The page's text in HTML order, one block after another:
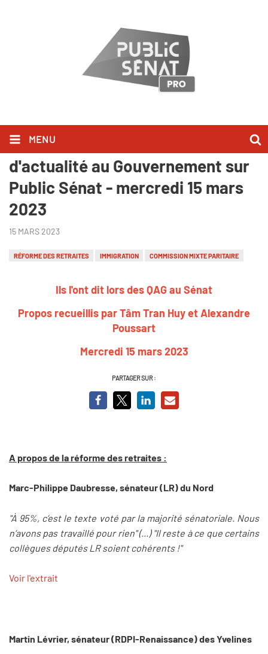
MENU
Ils l'ont dit lors des Questions
d'actualité au Gouvernement sur
Public Sénat - mercredi 15 mars
2023
15 MARS 2023
RÉFORME DES RETRAITES IMMIGRATION COMMISSION MIXTE PARITAIRE
Ils l'ont dit lors des QAG au Sénat
Propos recueillis parTâm Tran Huyet Alexandre
Poussart
Mercredi 15 mars 2023
PARTAGER SUR :
A propos de la réforme des retraites :
Marc-Philippe Daubresse, sénateur (LR) du Nord
"À 95%, c’est le texte voté par la majorité sénatoriale. Nous
n’avons pas travaillé pour rien" (...) "Il reste à ce que certains
collègues députés LR soient cohérents !"
Voir l'extrait
Martin Lévrier, sénateur (RDPI-Renaissance) des Yvelines